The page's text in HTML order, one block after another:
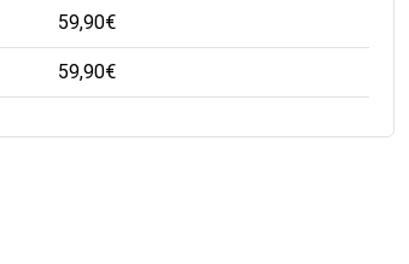
59,90€
59,90€